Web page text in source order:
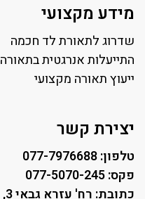
פאנל לד
פרופיל תאורה
תאורה לאולמות ספורט
תאורה למגרשי טניס
מידע מקצועי
שדרוג לתאורת לד חכמה
התייעלות אנרגטית בתאורה
ייעוץ תאורה מקצועי
יצירת קשר
טלפון: 077-7976688
פקס: 077-5070-245
כתובת: רח' עזרא גבאי 3,